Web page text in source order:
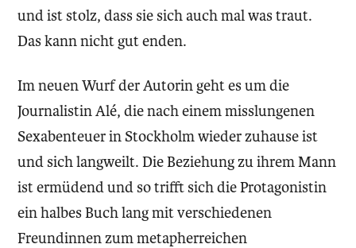
und ist stolz, dass sie sich auch mal was traut.
Das kann nicht gut enden.
Im neuen Wurf der Autorin geht es um die
Journalistin Alé, die nach einem misslungenen
Sexabenteuer in Stockholm wieder zuhause ist
und sich langweilt. Die Beziehung zu ihrem Mann
ist ermüdend und so trifft sich die Protagonistin
ein halbes Buch lang mit verschiedenen
Freundinnen zum metapherreichen